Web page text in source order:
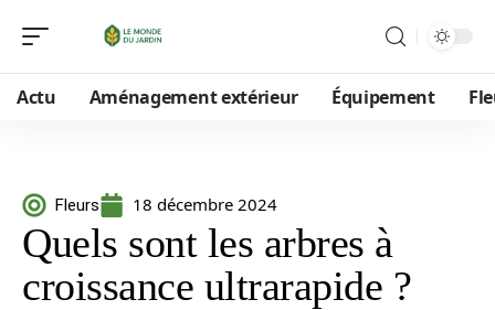
Actu Aménagement extérieur Équipement
Fleurs 18 décembre 2024
Quels sont les arbres à
croissance ultrarapide ?